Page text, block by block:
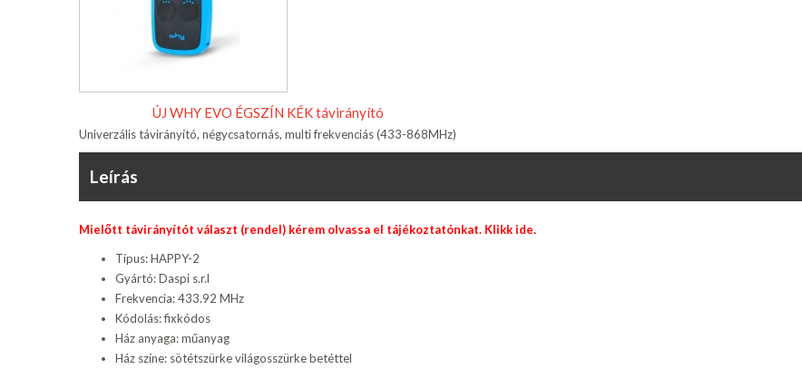
ÚJ WHY EVO ÉGSZÍN KÉK távirányító
Univerzális távirányító, négycsatornás, multi frekvenciás (433-868MHz)
Leírás
Mielőtt távirányítót választ (rendel) kérem olvassa el tájékoztatónkat. Klikk ide.
Típus: HAPPY-2
Gyártó: Daspi s.r.l
Frekvencia: 433.92 MHz
Kódolás: fixkódos
Ház anyaga: műanyag
Ház színe: sötétszürke világosszürke betéttel